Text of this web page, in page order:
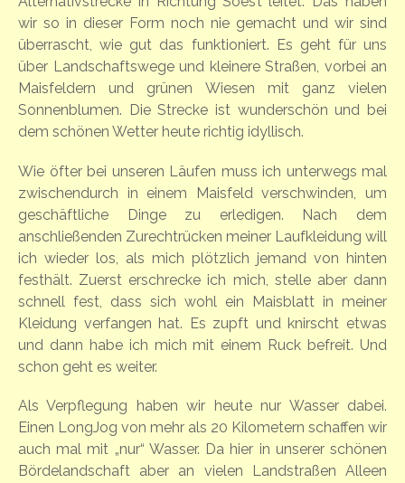
wir so in dieser Form noch nie gemacht und wir sind
überrascht, wie gut das funktioniert. Es geht für uns
über Landschaftswege und kleinere Straßen, vorbei an
Maisfeldern und grünen Wiesen mit ganz vielen
Sonnenblumen. Die Strecke ist wunderschön und bei
dem schönen Wetter heute richtig idyllisch.
Wie öfter bei unseren Läufen muss ich unterwegs mal
zwischendurch in einem Maisfeld verschwinden, um
geschäftliche Dinge zu erledigen. Nach dem
anschließenden Zurechtrücken meiner Laufkleidung will
ich wieder los, als mich plötzlich jemand von hinten
festhält. Zuerst erschrecke ich mich, stelle aber dann
schnell fest, dass sich wohl ein Maisblatt in meiner
Kleidung verfangen hat. Es zupft und knirscht etwas
und dann habe ich mich mit einem Ruck befreit. Und
schon geht es weiter.
Als Verpflegung haben wir heute nur Wasser dabei.
Einen LongJog von mehr als 20 Kilometern schaffen wir
auch mal mit „nur“ Wasser. Da hier in unserer schönen
Bördelandschaft aber an vielen Landstraßen Alleen